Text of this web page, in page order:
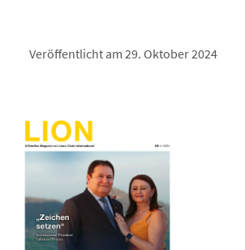
Veröffentlicht am 29. Oktober 2024